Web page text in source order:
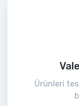
Ürünleri